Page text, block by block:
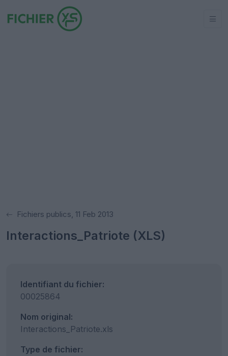
Fichiers publics, 11 Feb 2013
Interactions_Patriote (XLS)
Identifiant du fichier:
00025864
Nom original:
Interactions_Patriote.xls
Type de fichier: